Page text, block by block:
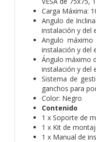
Carga Máxima:
Angulo de
instalación y del
Angulo
instalación y del
Ángulo máximo
instalación y del
Sistema de
ganchos para
Color: Negro
Contenido
1 x Soporte de
1 x Kit de
1 x Manual de